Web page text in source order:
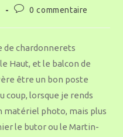
0 commentaire
de chardonnerets
Haut, et le balcon de
être un bon poste
coup, lorsque je rends
matériel photo, mais plus
le butor ou le Martin-